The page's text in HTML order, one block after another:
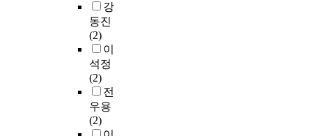
강
동진
(2)
이
석정
(2)
전
우용
(2)